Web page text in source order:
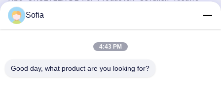
Neem Contact Met Ons Op
Road van No.2weixin, Suzhou-Industrieterrein, Jiangsu,
Sofia
4:43 PM
Good day, what product are you looking for?